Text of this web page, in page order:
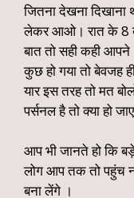
जितना देखना दिखाना
लेकर आओ। रात के 8
बात तो सही कही आपने
कुछ हो गया तो बेवजह
यार इस तरह तो मत
पर्सनल है तो क्या हो
आप भी जानते हो कि
लोग आप तक तो पहुंच
बना लेंगे ।